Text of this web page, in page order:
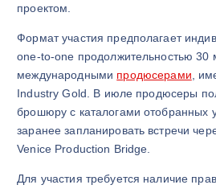
проектом.
Формат участия предполагает
one-to-one продолжительностью 30
международными продюсерами ,
Industry Gold. В июле продюсеры
брошюру с каталогами отобранных
заранее запланировать встречи
Venice Production Bridge.
Для участия требуется наличие